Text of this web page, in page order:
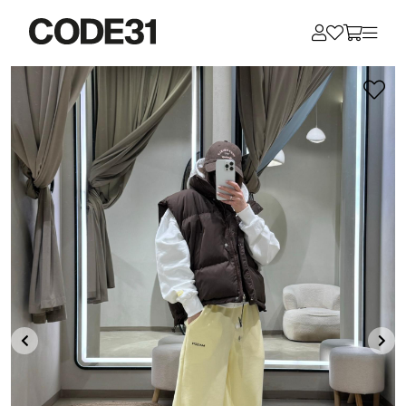
Для клиентов всех банков
Разбейте
оплатуна части
без переплат
График платежей
Сегодня
25